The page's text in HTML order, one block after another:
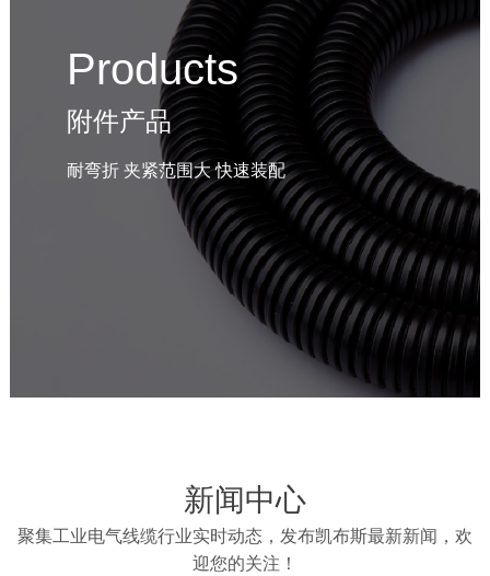
Products
附件产品
耐弯折 夹紧范围大 快速装配
新闻中心
聚集工业电气线缆行业实时动态，发布凯布斯最新新闻，欢
迎您的关注！